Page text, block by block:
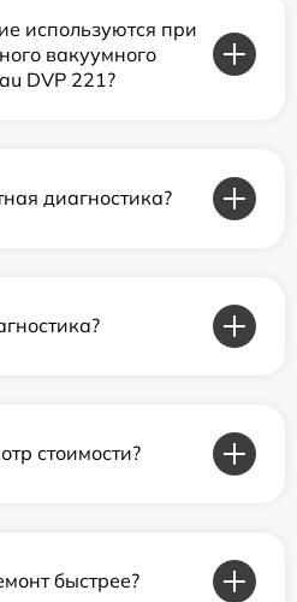
используются при
вакуумного
DVP 221?
диагностика?
стоимости?
быстрее?